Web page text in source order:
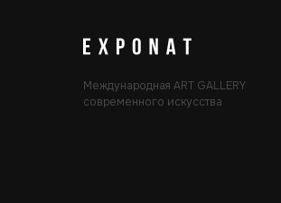
Международная ART GALLERY
современного искусства